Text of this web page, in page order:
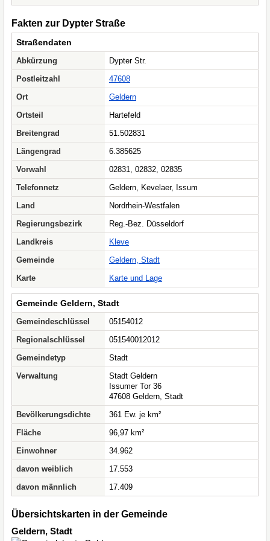
Fakten zur Dypter Straße
Straßendaten
Abkürzung
Dypter Str.
Postleitzahl
47608
Ort
Geldern
Ortsteil
Hartefeld
Breitengrad
51.502831
Längengrad
6.385625
Vorwahl
02831, 02832, 02835
Telefonnetz
Geldern, Kevelaer, Issum
Land
Nordrhein-Westfalen
Regierungsbezirk
Reg.-Bez. Düsseldorf
Landkreis
Kleve
Gemeinde
Geldern, Stadt
Karte
Karte und Lage
Gemeinde Geldern, Stadt
Gemeindeschlüssel
05154012
Regionalschlüssel
051540012012
Gemeindetyp
Stadt
Verwaltung
Stadt Geldern
Issumer Tor 36
47608 Geldern, Stadt
Bevölkerungsdichte
361 Ew. je km²
Fläche
96,97 km²
Einwohner
34.962
davon weiblich
17.553
davon männlich
17.409
Übersichtskarten in der Gemeinde
Geldern, Stadt